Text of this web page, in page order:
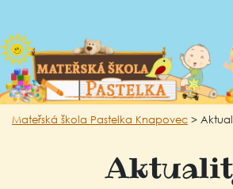
Mateřská škola Pastelka Knapovec >